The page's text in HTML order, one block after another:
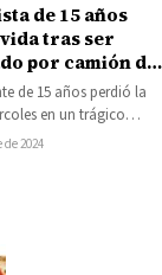
de 15 años
tras ser
por camión de
en la
La
de 15 años perdió la
en un trágico
en el kilómetro…
2024